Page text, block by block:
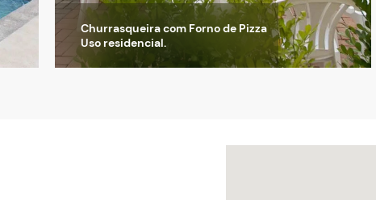
Churrasqueira com Forno de Pizza
Uso residencial.